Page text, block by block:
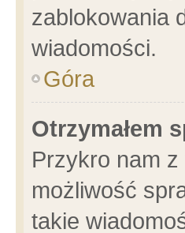
zablokowania
wiadomości.
Góra
Otrzymałem
Przykro nam z
możliwość
takie